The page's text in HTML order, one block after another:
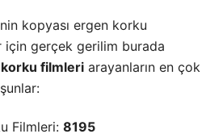
kopyası ergen korku
için gerçek gerilim burada
filmleri arayanların en çok
Filmleri: 8195